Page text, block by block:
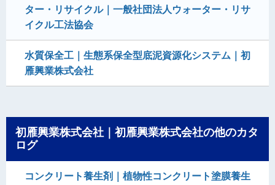
ター・リサイクル｜一般社団法人ウォーター・リサ
イクル工法協会
水質保全工｜生態系保全型底泥資源化システム｜初
雁興業株式会社
初雁興業株式会社｜初雁興業株式会社の他のカタ
ログ
コンクリート養生剤｜植物性コンクリート塗膜養生